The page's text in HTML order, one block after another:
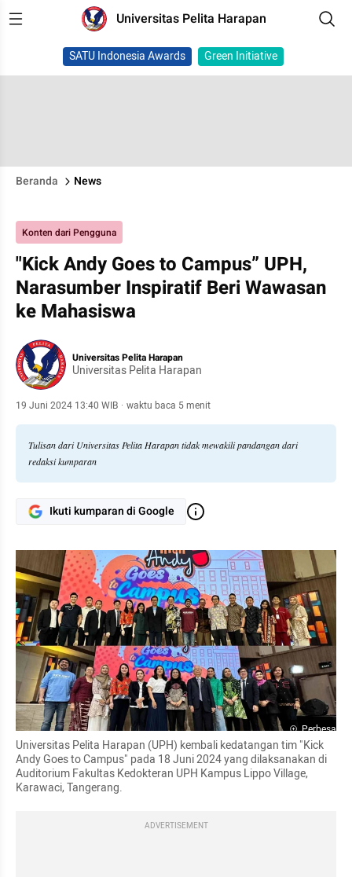
Universitas Pelita Harapan
SATU Indonesia Awards Green Initiative
Beranda News
Konten dari Pengguna
"Kick Andy Goes to Campus” UPH,
Narasumber Inspiratif Beri Wawasan
ke Mahasiswa
Universitas Pelita Harapan
Universitas Pelita Harapan
19 Juni 2024 13:40 WIB · waktu baca 5 menit
Tulisan dari Universitas Pelita Harapan tidak mewakili pandangan dari
redaksi kumparan
Ikuti kumparan di Google
Perbesar
Universitas Pelita Harapan (UPH) kembali kedatangan tim "Kick
Andy Goes to Campus" pada 18 Juni 2024 yang dilaksanakan di
Auditorium Fakultas Kedokteran UPH Kampus Lippo Village,
Karawaci, Tangerang.
ADVERTISEMENT